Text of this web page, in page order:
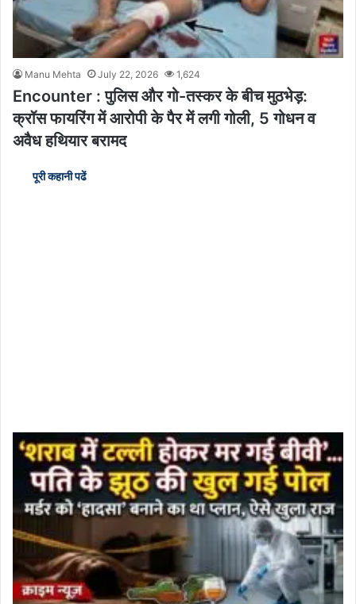
Manu Mehta July 22, 2026 1,624
Encounter : पुलिस और गो-तस्कर के बीच मुठभेड़:
क्रॉस फायरिंग में आरोपी के पैर में लगी गोली, 5 गोधन व
अवैध हथियार बरामद
पूरी कहानी पढें